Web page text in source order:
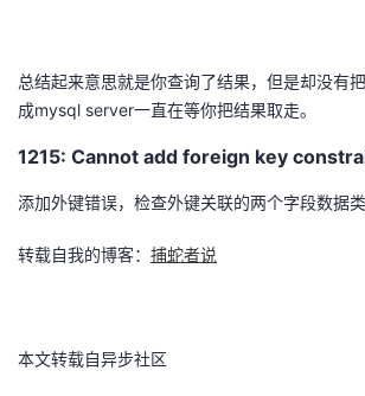
总结起来意思就是你查询了结果，但是却没有
成mysql server一直在等你把结果取走。
1215: Cannot add foreign key
添加外键错误，检查外键关联的两个字段数据类
转载自我的博客： 捕蛇者说
本文转载自异步社区